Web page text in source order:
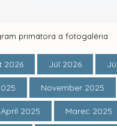
primátora a fotogaléria
2026 Júl 2026
November 2025
Apríl 2025 Marec 2025